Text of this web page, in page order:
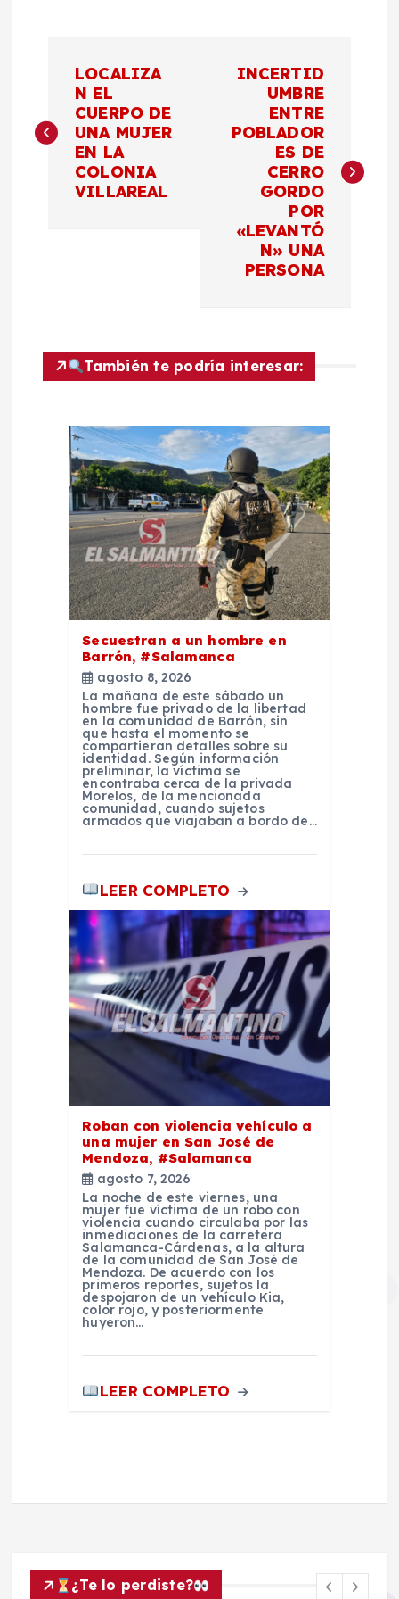
v
LOCALIZA
N EL
CUERPO DE
UNA MUJER
EN LA
COLONIA
VILLAREAL
INCERTID
UMBRE
ENTRE
POBLADOR
ES DE
CERRO
GORDO
POR
«LEVANTÓ
N» UNA
PERSONA
También te podría interesar:
Secuestran a un hombre en
Barrón, #Salamanca
agosto 8, 2026
La mañana de este sábado un
hombre fue privado de la libertad
en la comunidad de Barrón, sin
que hasta el momento se
compartieran detalles sobre su
identidad. Según información
preliminar, la víctima se
encontraba cerca de la privada
Morelos, de la mencionada
comunidad, cuando sujetos
armados que viajaban a bordo de…
LEER COMPLETO
Roban con violencia vehículo a
una mujer en San José de
Mendoza, #Salamanca
agosto 7, 2026
La noche de este viernes, una
mujer fue víctima de un robo con
violencia cuando circulaba por las
inmediaciones de la carretera
Salamanca-Cárdenas, a la altura
de la comunidad de San José de
Mendoza. De acuerdo con los
primeros reportes, sujetos la
despojaron de un vehículo Kia,
color rojo, y posteriormente
huyeron…
LEER COMPLETO
¿Te lo perdiste?